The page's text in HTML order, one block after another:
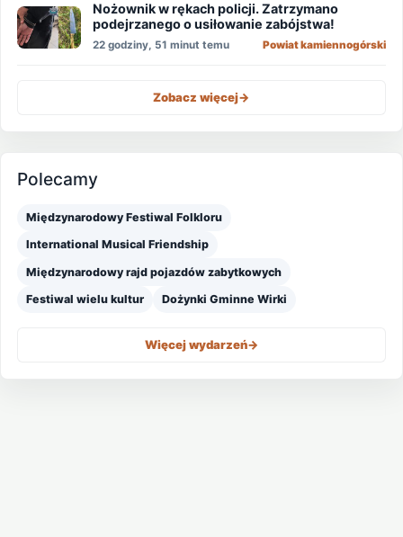
Nożownik w rękach policji. Zatrzymano
podejrzanego o usiłowanie zabójstwa!
22 godziny, 51 minut temu Powiat kamiennogórski
Zobacz więcej->
Polecamy
Międzynarodowy Festiwal Folkloru
International Musical Friendship
Międzynarodowy rajd pojazdów zabytkowych
Festiwal wielu kultur Dożynki Gminne Wirki
Więcej wydarzeń->